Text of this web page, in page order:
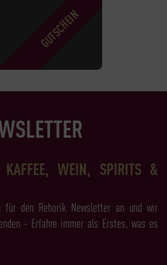
WEIN, SPIRITS &
für den Rehorik Newsletter an und wir
- Erfahre immer als Erstes, was es